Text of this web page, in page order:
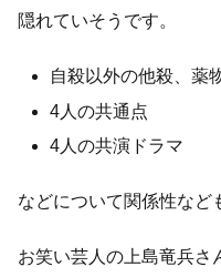
隠れていそうです。
自殺以外の他殺、薬
4人の共通点
4人の共演ドラマ
などについて関係性など
お笑い芸人の上島竜兵さ